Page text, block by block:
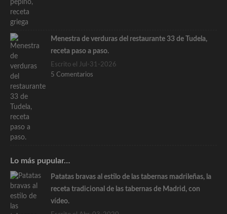
Menestra de verduras del restaurante 33 de Tudela,
receta paso a paso.
Escrito el Jul-31-2026
5 Comentarios
Lo más pupular…
Patatas bravas al estilo de las tabernas madrileñas, la
receta tradicional de las tabernas de Madrid, con
vídeo.